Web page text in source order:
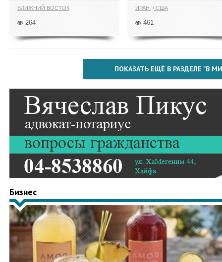
БЛИЖНИЙ ВОСТОК
264
ИРАН США
461
ПОКАЗАТЬ ЕЩЁ В РАЗДЕЛЕ "В
Бизнес